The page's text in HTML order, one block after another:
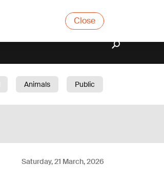
Close
Animals
Public
Saturday, 21 March, 2026